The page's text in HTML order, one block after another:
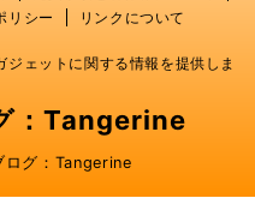
リシー リンクについて
ェットに関する情報を提供しま
：Tangerine
グ：Tangerine